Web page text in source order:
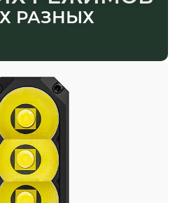
РАЗНЫХ